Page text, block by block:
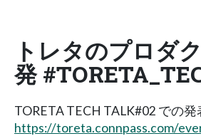
トレタのプロダ
発
TORETA TECH TALK#02 での発
https://toreta.connpass.com/